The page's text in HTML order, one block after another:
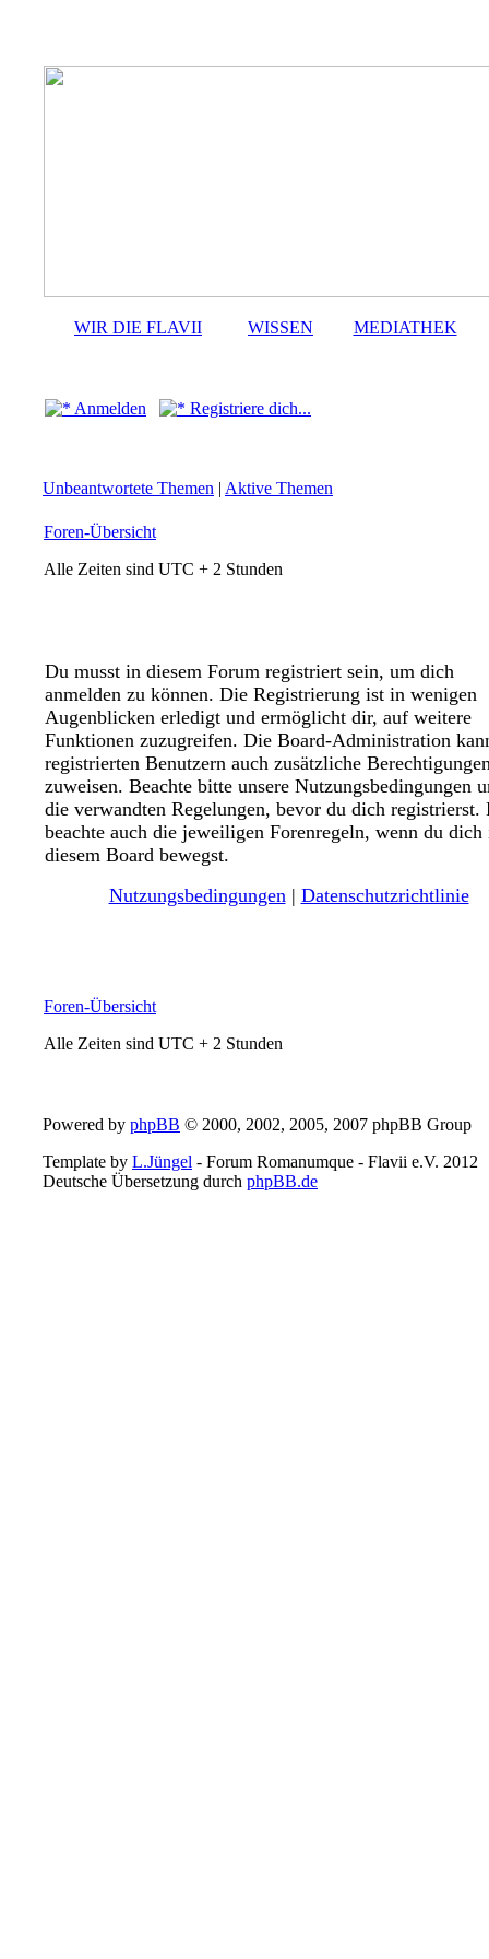
WIR DIE FLAVII WISSEN MEDIATHEK
Anmelden Registriere dich...
Unbeantwortete Themen | Aktive Themen
Foren-Übersicht
Alle Zeiten sind UTC + 2 Stunden
Du musst in diesem Forum registriert sein, um dich
anmelden zu können. Die Registrierung ist in wenigen
Augenblicken erledigt und ermöglicht dir, auf weitere
Funktionen zuzugreifen. Die Board-Administration
registrierten Benutzern auch zusätzliche
zuweisen. Beachte bitte unsere Nutzungsbedingungen
die verwandten Regelungen, bevor du dich registrierst.
beachte auch die jeweiligen Forenregeln, wenn du dich
diesem Board bewegst.
Nutzungsbedingungen| Datenschutzrichtlinie
Foren-Übersicht
Alle Zeiten sind UTC + 2 Stunden
Powered by phpBB © 2000, 2002, 2005, 2007 phpBB Group
Template by L.Jüngel - Forum Romanumque - Flavii e.V. 2012
Deutsche Übersetzung durch phpBB.de